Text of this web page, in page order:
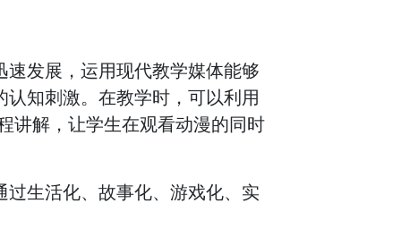
发展，运用现代教学媒体能够
知刺激。在教学时，可以利用
讲解，让学生在观看动漫的同时
生活化、故事化、游戏化、实